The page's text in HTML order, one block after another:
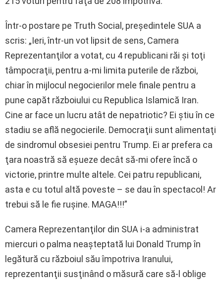
Într-o postare pe Truth Social, preşedintele SUA a
scris: „Ieri, într-un vot lipsit de sens, Camera
Reprezentanţilor a votat, cu 4 republicani răi şi toţi
tâmpocraţii, pentru a-mi limita puterile de război,
chiar în mijlocul negocierilor mele finale pentru a
pune capăt războiului cu Republica Islamică Iran.
Cine ar face un lucru atât de nepatriotic? Ei ştiu în ce
stadiu se află negocierile. Democraţii sunt alimentaţi
de sindromul obsesiei pentru Trump. Ei ar prefera ca
ţara noastră să eşueze decât să-mi ofere încă o
victorie, printre multe altele. Cei patru republicani,
asta e cu totul altă poveste – se dau în spectacol! Ar
trebui să le fie ruşine. MAGA!!!”
Camera Reprezentanţilor din SUA i-a administrat
miercuri o palma neaşteptată lui Donald Trump în
legătură cu războiul său împotriva Iranului,
reprezentanţii susţinând o măsură care să-l oblige